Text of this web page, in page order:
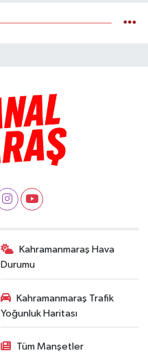
Kahramanmaraş Hava
Durumu
Kahramanmaraş Trafik
Yoğunluk Haritası
Tüm Manşetler